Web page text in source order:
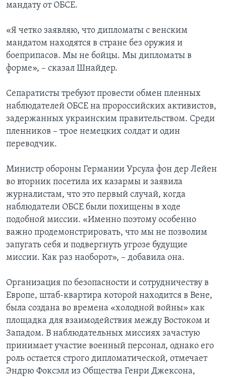
мандату от ОБСЕ.
«Я четко заявляю, что дипломаты с венским
мандатом находятся в стране без оружия и
боеприпасов. Мы не бойцы. Мы дипломаты в
форме», – сказал Шнайдер.
Сепаратисты требуют провести обмен пленных
наблюдателей ОБСЕ на пророссийских активистов,
задержанных украинским правительством. Среди
пленников – трое немецких солдат и один
переводчик.
Министр обороны Германии Урсула фон дер Лейен
во вторник посетила их казармы и заявила
журналистам, что это первый случай, когда
наблюдатели ОБСЕ были похищены в ходе
подобной миссии. «Именно поэтому особенно
важно продемонстрировать, что мы не позволим
запугать себя и подвергнуть угрозе будущие
миссии. Как раз наоборот», – добавила она.
Организация по безопасности и сотрудничеству в
Европе, штаб-квартира которой находится в Вене,
была создана во времена «холодной войны» как
площадка для взаимодействия между Востоком и
Западом. В наблюдательных миссиях зачастую
принимает участие военный персонал, однако его
роль остается строго дипломатической, отмечает
Эндрю Фоксэлл из Общества Генри Джексона,